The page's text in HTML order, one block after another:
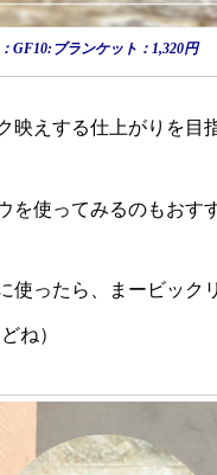
GF10:ブランケット：1,320円
映えする仕上がりを目
を使ってみるのもおす
使ったら、まービッ
ね）